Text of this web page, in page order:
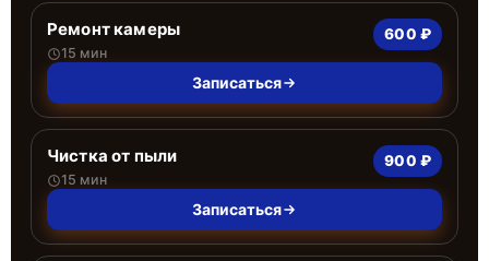
Ремонт камеры
15 мин
600 ₽
Записаться
Чистка от пыли
15 мин
900 ₽
Записаться